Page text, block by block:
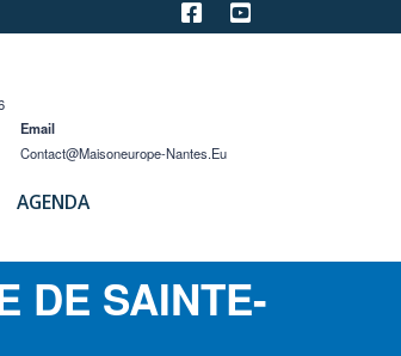
Email
Contact@maisoneurope-Nantes.eu
AGENDA
DE SAINTE-